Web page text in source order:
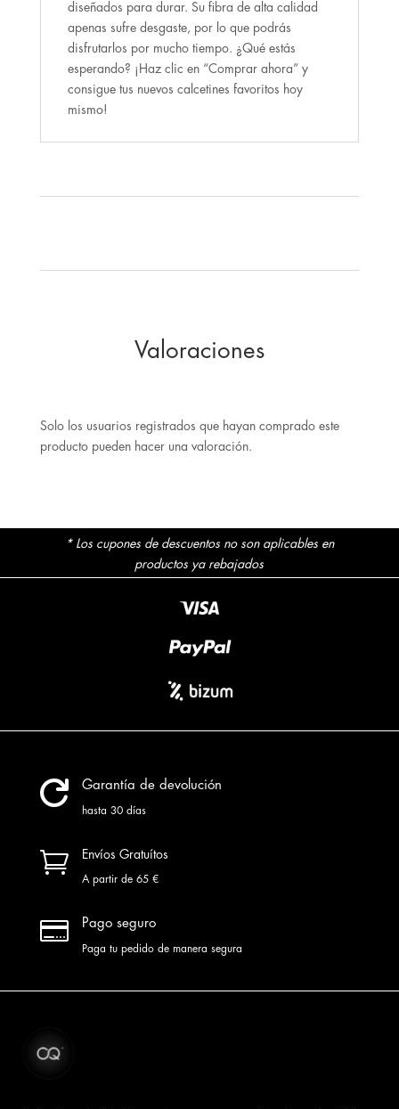
diseñados para durar. Su fibra de alta calidad
apenas sufre desgaste, por lo que podrás
disfrutarlos por mucho tiempo. ¿Qué estás
esperando? ¡Haz clic en “Comprar ahora” y
consigue tus nuevos calcetines favoritos hoy
mismo!
Valoraciones
Solo los usuarios registrados que hayan comprado este
producto pueden hacer una valoración.
* Los cupones de descuentos no son aplicables en
productos ya rebajados
 Garantía de devolución
hasta 30 días
 Envíos Gratuítos
A partir de 65 €
 Pago seguro
Paga tu pedido de manera segura